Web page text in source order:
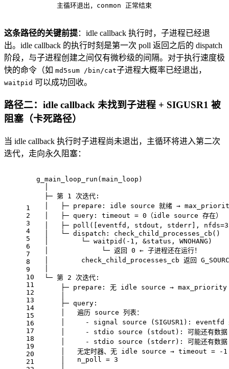
     主循环退出，conmon 正常结束
这条路径的关键前提：idle callback 执行时，子进程已经退
出。idle callback 的执行时刻是第一次 poll 返回之后的 dispatch
阶段，与子进程创建之间仅有微秒级的间隔。对于执行速度极
快的命令（如 md5sum /bin/cat子进程大概率已经退出，
waitpid 可以成功回收。
路径二：idle callback 未找到子进程 + SIGUSR1 被
阻塞（卡死路径）
当 idle callback 执行时子进程尚未退出，主循环将进入第二次
迭代，走向永久阻塞：
1
2
3
4
5
6
7
8
9
10
11
12
13
14
15
16
17
18
19
20
21
g_main_loop_run(main_loop)
  ├─ 第 1 次迭代:
│   ├─ prepare: idle source 就绪 →
  │   ├─ query: timeout = 0（idle source 存在）
│   ├─ poll([eventfd, stdout, stderr],
  │   └─ dispatch: check_child_processes_cb()
  │        └─ waitpid(-1, &status, WNOHANG)
  │             └─ 返回 0 ← 子进程还在运行！
│        check_child_processes_cb 返回
  └─ 第 2 次迭代:
├─ prepare: 无 idle source → max_priority
      ├─ query:
      │   遍历 source 列表：
│     - signal source (SIGUSR1): eventfd
│     - stdio source (stdout): 可能还有数据
│     - stdio source (stderr): 可能还有数据
│   无定时器、无 idle source → timeout = -1
      │   n_poll = 3